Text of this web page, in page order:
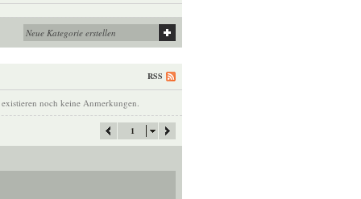
RSS
noch keine Anmerkungen.
1